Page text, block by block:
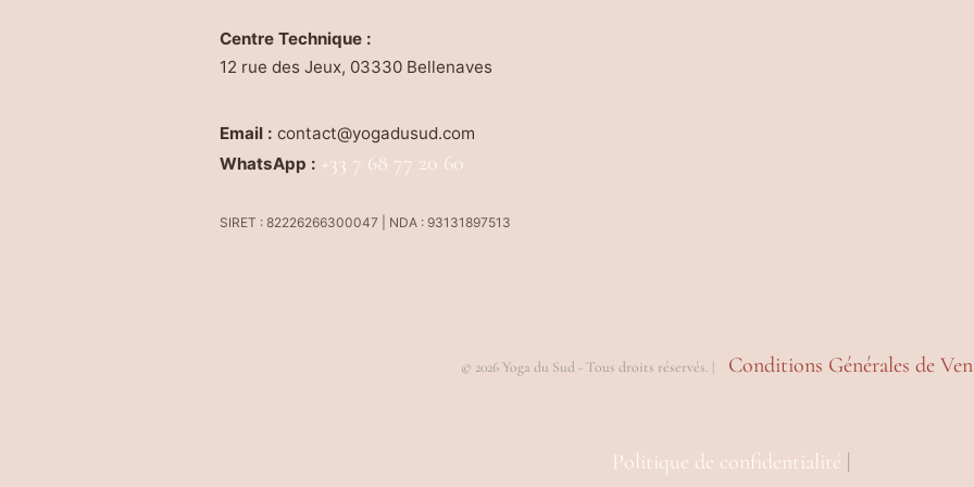
Centre Technique :
12 rue des Jeux, 03330 Bellenaves
Email : contact@yogadusud.com
WhatsApp : +33 7 68 77 20 60
SIRET : 82226266300047 | NDA : 93131897513
© 2026 Yoga du Sud - Tous droits réservés. | Conditions Générales de
Politique de confidentialité